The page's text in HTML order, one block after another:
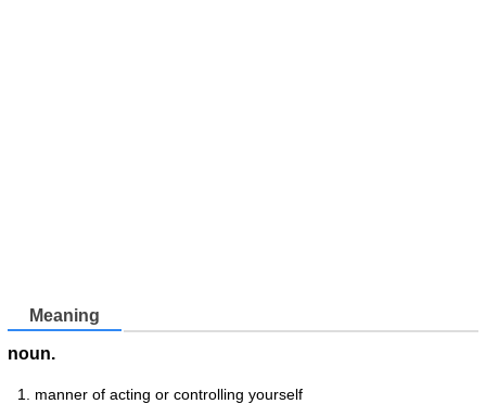
Meaning
noun.
manner of acting or controlling yourself